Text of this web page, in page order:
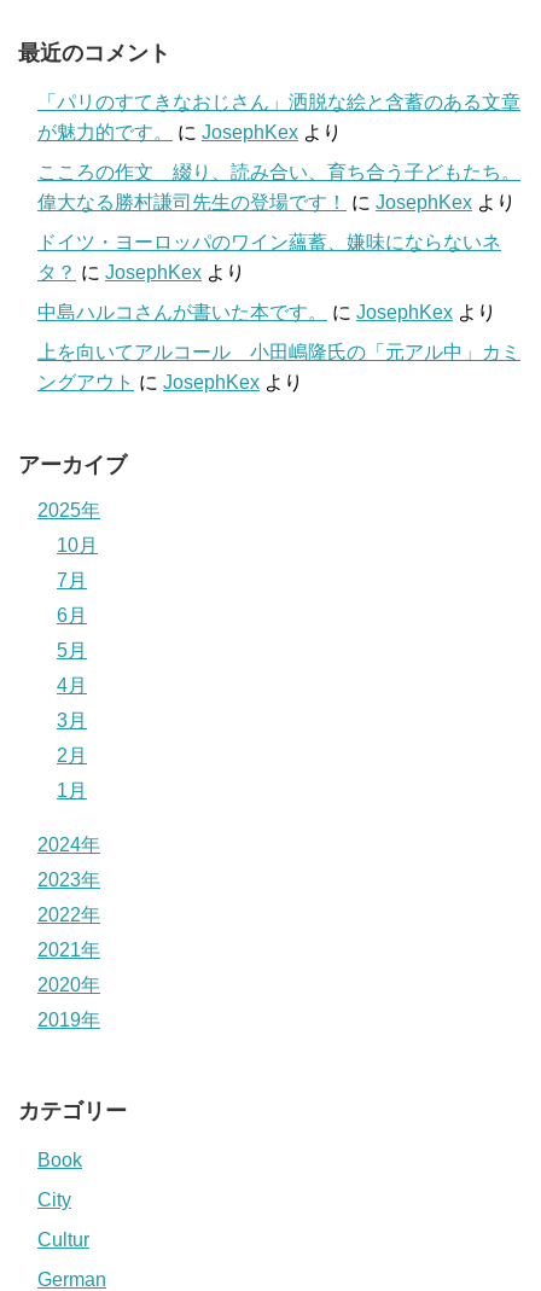
最近のコメント
「パリのすてきなおじさん」洒脱な絵と含蓄のある文章
が魅力的です。
に JosephKex より
こころの作文 綴り、読み合い、育ち合う子どもたち。
偉大なる勝村謙司先生の登場です！
に JosephKex より
ドイツ・ヨーロッパのワイン蘊蓄、嫌味にならないネ
タ？ に JosephKex より
中島ハルコさんが書いた本です。
に JosephKex より
上を向いてアルコール 小田嶋隆氏の「元アル中」カミ
ングアウト に JosephKex より
アーカイブ
2025年
10月
7月
6月
5月
4月
3月
2月
1月
2024年
2023年
2022年
2021年
2020年
2019年
カテゴリー
Book
City
Cultur
German